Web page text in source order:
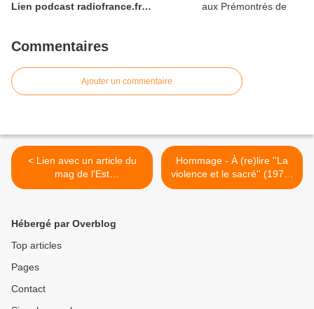
Lien podcast radiofrance.fr
Commentaires
Ajouter un commentaire
< Lien avec un article du
mag de l'Est
Républicain(11/10/2015)
la République », un livre de
Gül Ilbay, paru aux éd
Hommage - À (re)lire ''La
violence et le sacré'' (1972)
de René Girard et d'autres
Hébergé par Overblog
Top articles
Pages
Contact